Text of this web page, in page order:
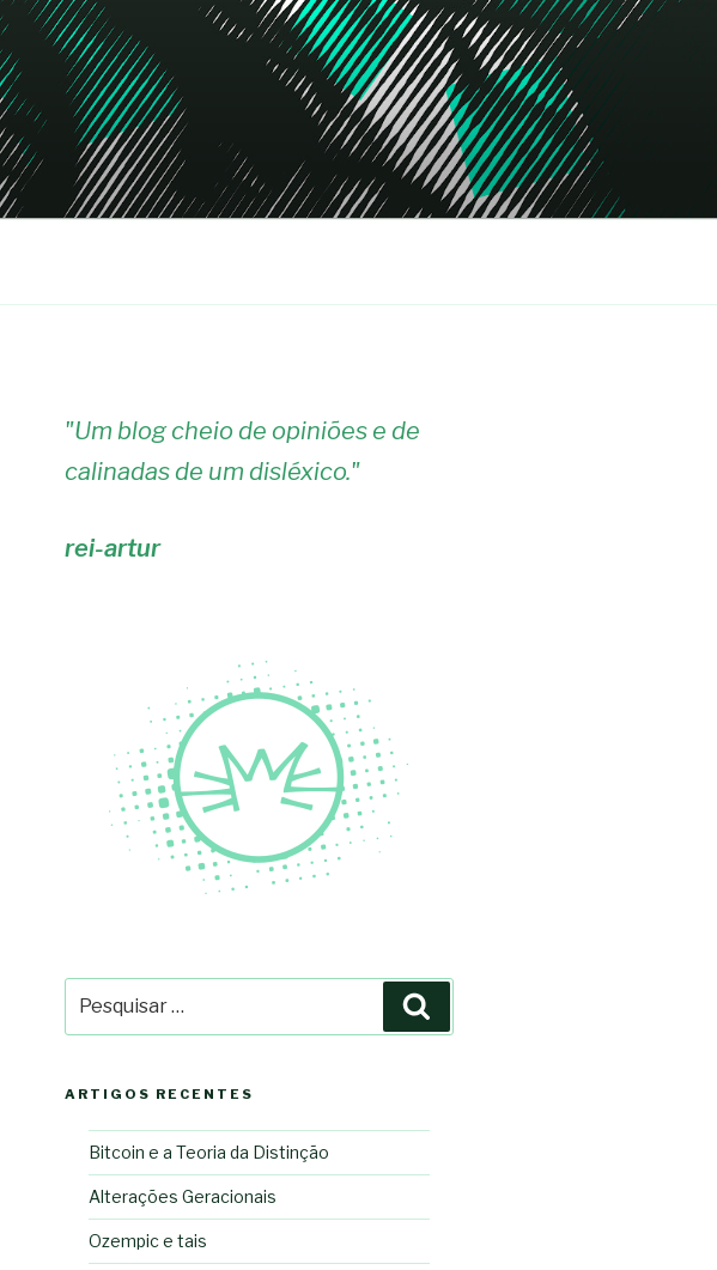
"Um blog cheio de opiniões e de
calinadas de um disléxico."
rei-artur
por:
ARTIGOS RECENTES
Bitcoin e a Teoria da Distinção
Alterações Geracionais
Ozempic e tais